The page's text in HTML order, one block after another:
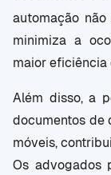
automação
minimiza a
maior eficiência
Além disso, a
documentos de
móveis,
Os advogados